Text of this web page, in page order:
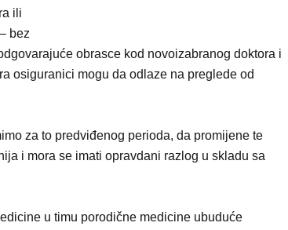
ili
bez
obrasce kod novoizabranog doktora i
osiguranici mogu da odlaze na preglede od
za to predviđenog perioda, da promijene te
i mora se imati opravdani razlog u skladu sa
u timu porodične medicine ubuduće